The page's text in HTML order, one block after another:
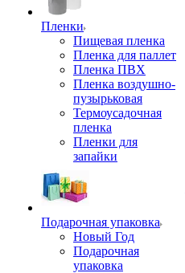
Пленки
Пищевая пленка
Пленка для паллет
Пленка ПВХ
Пленка воздушно-
пузырьковая
Термоусадочная
пленка
Пленки для
запайки
Подарочная упаковка
Новый Год
Подарочная
упаковка